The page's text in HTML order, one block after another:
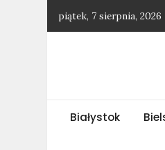
piątek, 7 sierpnia, 2026
Białystok